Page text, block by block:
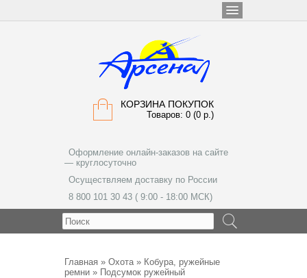
КОРЗИНА ПОКУПОК
Товаров: 0 (0 р.)
Оформление онлайн-заказов на сайте
— круглосуточно
Осуществляем доставку по России
8 800 101 30 43 ( 9:00 - 18:00 МСК)
Главная » Охота» Кобура, ружейные
ремни » Подсумок ружейный